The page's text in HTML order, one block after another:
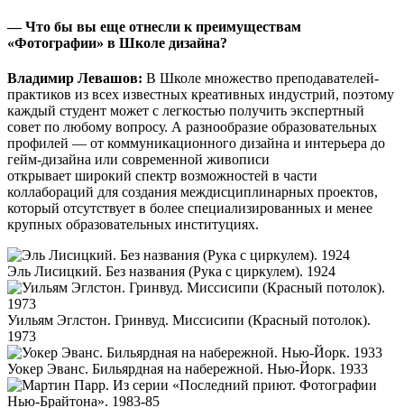
— Что бы вы еще отнесли к преимуществам
«Фотографии» в Школе дизайна?
Владимир Левашов: В Школе множество преподавателей-
практиков из всех известных креативных индустрий, поэтому
каждый студент может с легкостью получить экспертный
совет по любому вопросу. А разнообразие образовательных
профилей — от коммуникационного дизайна и интерьера до
гейм-дизайна или современной живописи
открывает широкий спектр возможностей в части
коллабораций для создания междисциплинарных проектов,
который отсутствует в более специализированных и менее
крупных образовательных институциях.
Эль Лисицкий. Без названия (Рука с циркулем). 1924
Уильям Эглстон. Гринвуд. Миссисипи (Красный потолок).
1973
Уокер Эванс. Бильярдная на набережной. Нью-Йорк. 1933